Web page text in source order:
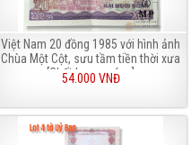
Việt Nam 20 đồng 1985 với hình ảnh
Chùa Một Cột, sưu tầm tiền thời xưa
[Chất lượng sáng]
54.000 VNĐ